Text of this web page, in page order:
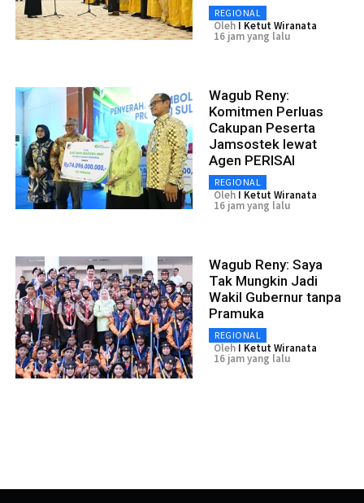
REGIONAL
Oleh I Ketut Wiranata
16 jam yang lalu
Wagub Reny:
Komitmen Perluas
Cakupan Peserta
Jamsostek lewat
Agen PERISAI
REGIONAL
Oleh I Ketut Wiranata
16 jam yang lalu
Wagub Reny: Saya
Tak Mungkin Jadi
Wakil Gubernur tanpa
Pramuka
REGIONAL
Oleh I Ketut Wiranata
16 jam yang lalu